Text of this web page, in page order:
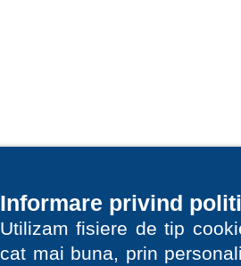
Informare privind
Utilizam fisiere de tip
cat mai buna, prin